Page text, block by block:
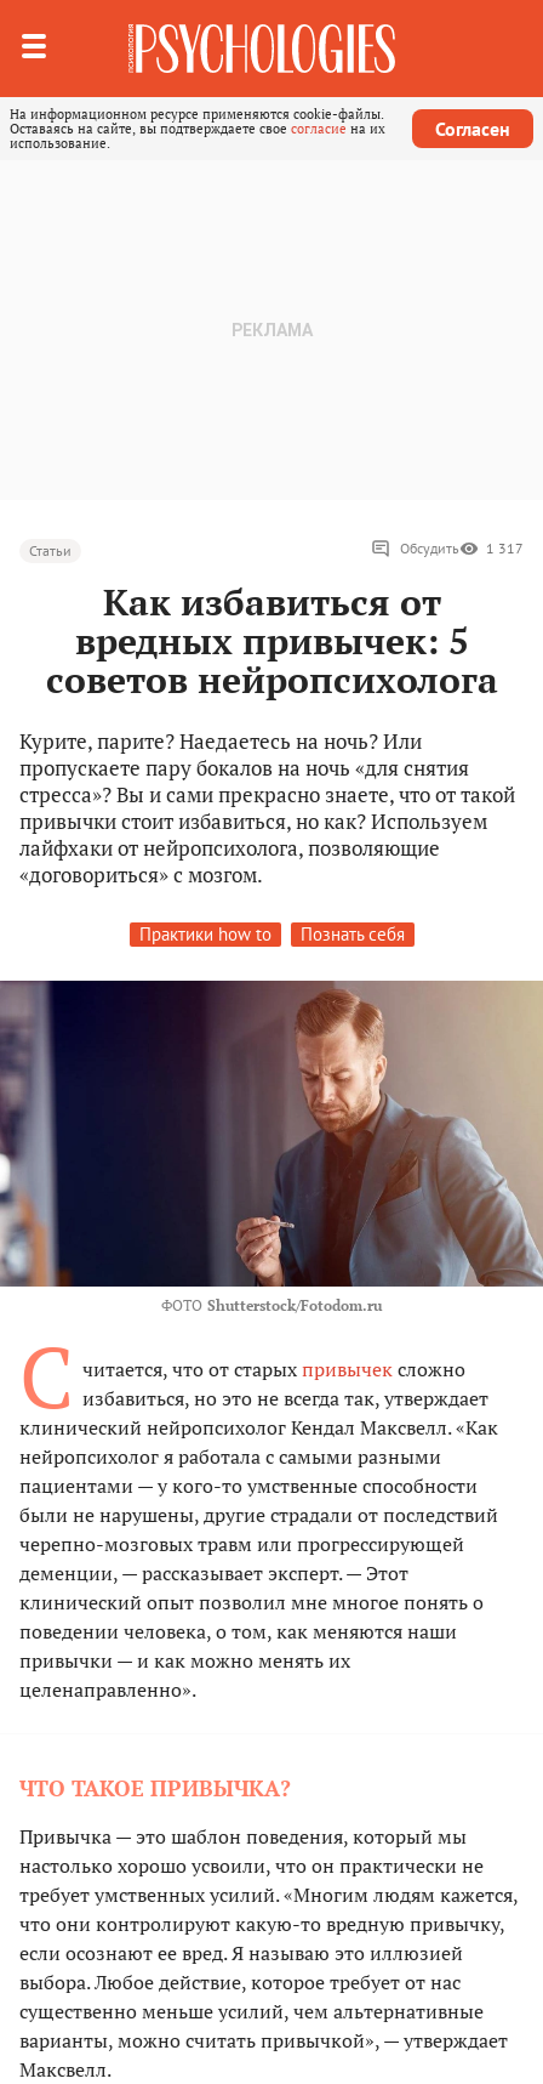
На информационном ресурсе применяются cookie-файлы.
Оставаясь на сайте, вы подтверждаете свое согласие на их
использование.
Согласен
Статьи Обсудить 1 317
Как избавиться от
вредных привычек: 5
советов нейропсихолога
Курите, парите? Наедаетесь на ночь? Или
пропускаете пару бокалов на ночь «для снятия
стресса»? Вы и сами прекрасно знаете, что от такой
привычки стоит избавиться, но как? Используем
лайфхаки от нейропсихолога, позволяющие
«договориться» с мозгом.
Практики how to Познать себя
ФОТО Shutterstock/Fotodom.ru
С читается, что от старыхпривычексложно
избавиться, но это не всегда так, утверждает
клинический нейропсихолог Кендал Максвелл. «Как
нейропсихолог я работала с самыми разными
пациентами — у кого-то умственные способности
были не нарушены, другие страдали от последствий
черепно-мозговых травм или прогрессирующей
деменции, — рассказывает эксперт. — Этот
клинический опыт позволил мне многое понять о
поведении человека, о том, как меняются наши
привычки — и как можно менять их
целенаправленно».
ЧТО ТАКОЕ ПРИВЫЧКА?
Привычка — это шаблон поведения, который мы
настолько хорошо усвоили, что он практически не
требует умственных усилий. «Многим людям кажется,
что они контролируют какую-то вредную привычку,
если осознают ее вред. Я называю это иллюзией
выбора. Любое действие, которое требует от нас
существенно меньше усилий, чем альтернативные
варианты, можно считать привычкой», — утверждает
Максвелл.